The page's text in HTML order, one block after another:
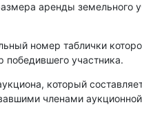
аренды земельного
номер таблички
участника.
который
членами